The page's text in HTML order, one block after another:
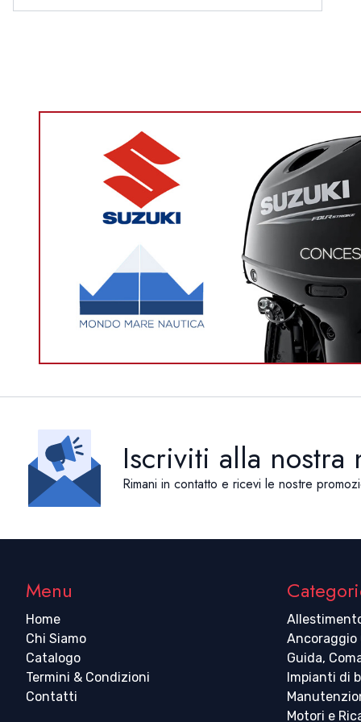
Iscriviti alla nostra
Rimani in contatto e ricevi le nostre
Menu
Home
Chi Siamo
Catalogo
Termini & Condizioni
Contatti
Ancoraggio
Guida,
Impianti di
Motori e